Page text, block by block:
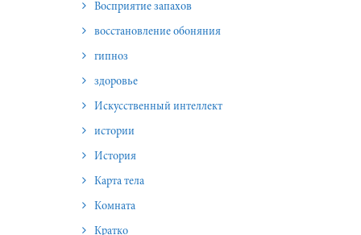
Восприятие запахов
восстановление обоняния
гипноз
здоровье
Искусственный интеллект
истории
История
Карта тела
Комната
Кратко